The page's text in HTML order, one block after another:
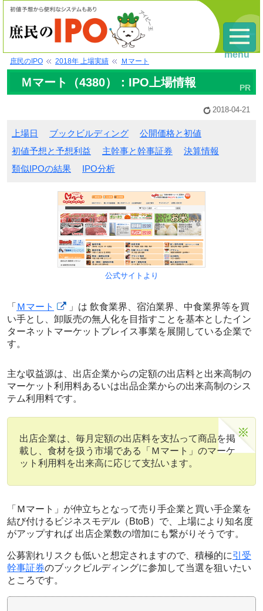
庶民のIPO 2018年 上場実績 Ｍマート
Ｍマート（4380）：IPO上場情報
2018-04-21
上場日 ブックビルディング
公開価格と初値
初値予想と予想利益
主幹事と幹事証券
決算情報
類似IPOの結果
IPO分析
公式サイトより
「 Ｍマート
」は 飲食業界、宿泊業界、中食業界等を買
い手とし、 卸販売の無人化を目指すことを基本としたイン
ターネットマーケットプレイス事業を展開している企業で
す。
主な収益源は、出店企業からの定額の出店料と出来高制の
マーケット利用料あるいは出品企業からの出来高制のシス
テム利用料です。
出店企業は、毎月定額の出店料を支払って商品を掲
載し、食材を扱う市場である「Ｍマート」のマーケ
ット利用料を出来高に応じて支払います。
「Ｍマート」が仲立ちとなって売り手企業と買い手企業を
結び付けるビジネスモデル（BtoB）で、上場により知名度
がアップすれば 出店企業数の増加にも繋がりそうです。
公募割れリスクも低いと想定されますので、積極的に引受
幹事証券のブックビルディングに参加して当選を狙いたい
ところです。
menu